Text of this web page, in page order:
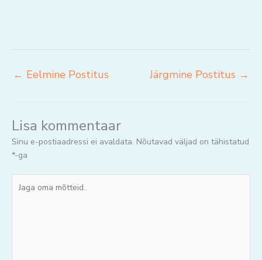
← Eelmine Postitus Järgmine Postitus →
Lisa kommentaar
Sinu e-postiaadressi ei avaldata. Nõutavad väljad on tähistatud
*-ga
oma